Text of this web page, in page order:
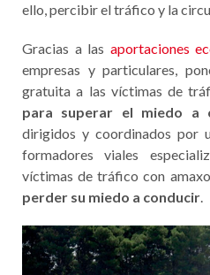
ello, percibir el tráfico y la
Gracias a las aportaciones
empresas y particulares,
gratuita a las víctimas de
para superar el miedo a
dirigidos y coordinados por
formadores viales
víctimas de tráfico con
perder su miedo a conducir.